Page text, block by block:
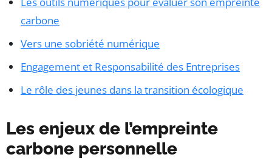
carbone
Vers une sobriété numérique
Engagement et Responsabilité des Entreprises
Le rôle des jeunes dans la transition écologique
Les enjeux de l’empreinte
carbone personnelle